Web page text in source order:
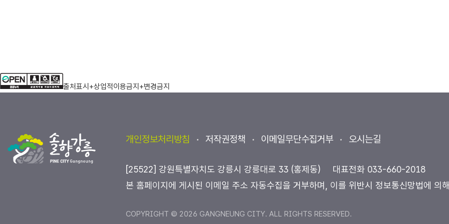
출처표시+상업적이용금지+변경금지
개인정보처리방침 저작권정책 이메일무단수집거부 오시는길
[25522] 강원특별자치도 강릉시 강릉대로 33 (홍제동) 대표전화 033-660-2018
본 홈페이지에 게시된 이메일 주소 자동수집을 거부하며, 이를 위반시 정보통신망법에 의
COPYRIGHT © 2026 GANGNEUNG CITY. ALL RIGHTS RESERVED.